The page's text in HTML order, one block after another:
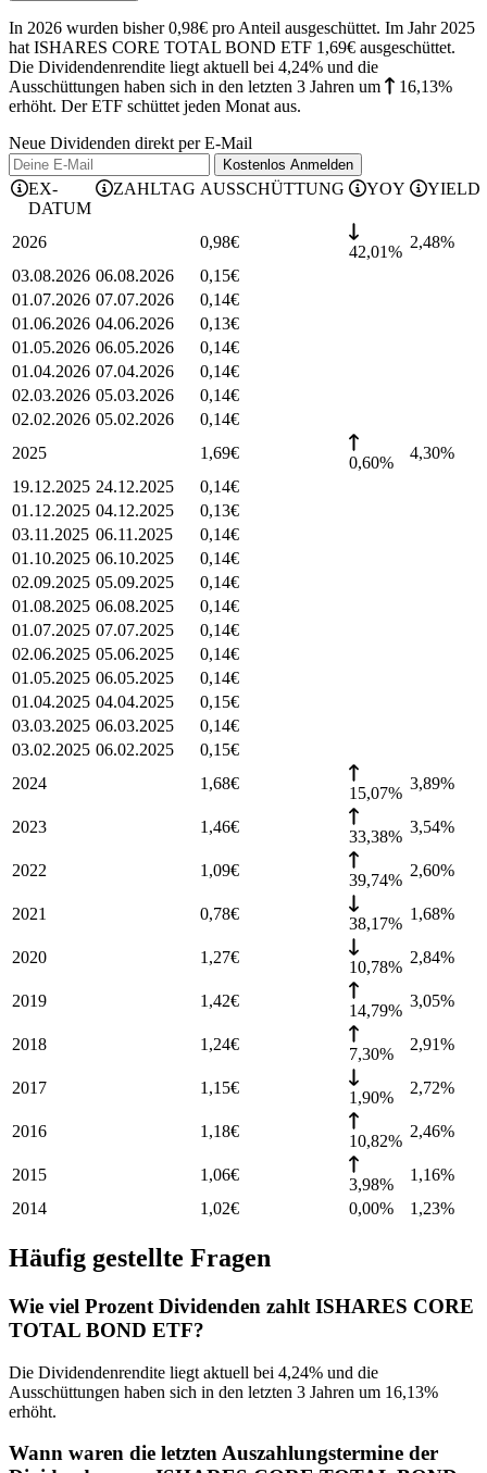
In 2026 wurden bisher 0,98€ pro Anteil ausgeschüttet. Im Jahr 2025
hat ISHARES CORE TOTAL BOND ETF 1,69€ ausgeschüttet.
Die Dividendenrendite liegt aktuell bei 4,24% und die
Ausschüttungen haben sich in den letzten 3 Jahren um
16,13%
erhöht. Der ETF schüttet jeden Monat aus.
Neue Dividenden direkt per E-Mail
Kostenlos Anmelden
EX-
DATUM
ZAHLTAG AUSSCHÜTTUNG YOY YIELD
2026 0,98€
42,01%
2,48%
03.08.2026 06.08.2026 0,15€
01.07.2026 07.07.2026 0,14€
01.06.2026 04.06.2026 0,13€
01.05.2026 06.05.2026 0,14€
01.04.2026 07.04.2026 0,14€
02.03.2026 05.03.2026 0,14€
02.02.2026 05.02.2026 0,14€
2025
1,69€
0,60%
4,30%
19.12.2025 24.12.2025 0,14€
01.12.2025 04.12.2025 0,13€
03.11.2025 06.11.2025 0,14€
01.10.2025 06.10.2025 0,14€
02.09.2025 05.09.2025 0,14€
01.08.2025 06.08.2025 0,14€
01.07.2025 07.07.2025 0,14€
02.06.2025 05.06.2025 0,14€
01.05.2025 06.05.2025 0,14€
01.04.2025 04.04.2025 0,15€
03.03.2025 06.03.2025 0,14€
03.02.2025 06.02.2025 0,15€
2024
1,68€
15,07%
3,89%
2023 1,46€
33,38%
3,54%
2022 1,09€
39,74%
2,60%
2021 0,78€
38,17%
1,68%
2020 1,27€
10,78%
2,84%
2019 1,42€
14,79%
3,05%
2018 1,24€
7,30%
2,91%
2017 1,15€
1,90%
2,72%
2016 1,18€
10,82%
2,46%
2015 1,06€
3,98%
1,16%
2014
1,02€ 0,00% 1,23%
Häufig gestellte Fragen
Wie viel Prozent Dividenden zahlt ISHARES CORE
TOTAL BOND ETF?
Die Dividendenrendite liegt aktuell bei 4,24% und die
Ausschüttungen haben sich in den letzten 3 Jahren um 16,13%
erhöht.
Wann waren die letzten Auszahlungstermine der